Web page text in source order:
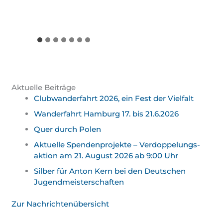
Aktuelle Beiträge
Clubwanderfahrt 2026, ein Fest der Vielfalt
Wanderfahrt Hamburg 17. bis 21.6.2026
Quer durch Polen
Aktuelle Spendenprojekte – Verdoppelungs­
aktion am 21. August 2026 ab 9:00 Uhr
Silber für Anton Kern bei den Deutschen
Jugend­meister­schaften
Zur Nachrichtenübersicht